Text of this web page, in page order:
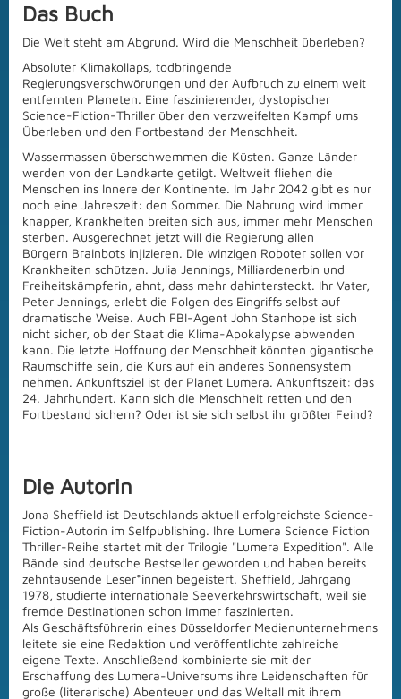
Das Buch
Die Welt steht am Abgrund. Wird die Menschheit überleben?
Absoluter Klimakollaps, todbringende
Regierungsverschwörungen und der Aufbruch zu einem weit
entfernten Planeten. Eine faszinierender, dystopischer
Science-Fiction-Thriller über den verzweifelten Kampf ums
Überleben und den Fortbestand der Menschheit.
Wassermassen überschwemmen die Küsten. Ganze Länder
werden von der Landkarte getilgt. Weltweit fliehen die
Menschen ins Innere der Kontinente. Im Jahr 2042 gibt es nur
noch eine Jahreszeit: den Sommer. Die Nahrung wird immer
knapper, Krankheiten breiten sich aus, immer mehr Menschen
sterben. Ausgerechnet jetzt will die Regierung allen
Bürgern Brainbots injizieren. Die winzigen Roboter sollen vor
Krankheiten schützen. Julia Jennings, Milliardenerbin und
Freiheitskämpferin, ahnt, dass mehr dahintersteckt. Ihr Vater,
Peter Jennings, erlebt die Folgen des Eingriffs selbst auf
dramatische Weise. Auch FBI-Agent John Stanhope ist sich
nicht sicher, ob der Staat die Klima-Apokalypse abwenden
kann. Die letzte Hoffnung der Menschheit könnten gigantische
Raumschiffe sein, die Kurs auf ein anderes Sonnensystem
nehmen. Ankunftsziel ist der Planet Lumera. Ankunftszeit: das
24. Jahrhundert. Kann sich die Menschheit retten und den
Fortbestand sichern? Oder ist sie sich selbst ihr größter Feind?
Die Autorin
Jona Sheffield ist Deutschlands aktuell erfolgreichste Science-
Fiction-Autorin im Selfpublishing. Ihre Lumera Science Fiction
Thriller-Reihe startet mit der Trilogie "Lumera Expedition". Alle
Bände sind deutsche Bestseller geworden und haben bereits
zehntausende Leser*innen begeistert. Sheffield, Jahrgang
1978, studierte internationale Seeverkehrswirtschaft, weil sie
fremde Destinationen schon immer faszinierten.
Als Geschäftsführerin eines Düsseldorfer Medienunternehmens
leitete sie eine Redaktion und veröffentlichte zahlreiche
eigene Texte. Anschließend kombinierte sie mit der
Erschaffung des Lumera-Universums ihre Leidenschaften für
große (literarische) Abenteuer und das Weltall mit ihrem